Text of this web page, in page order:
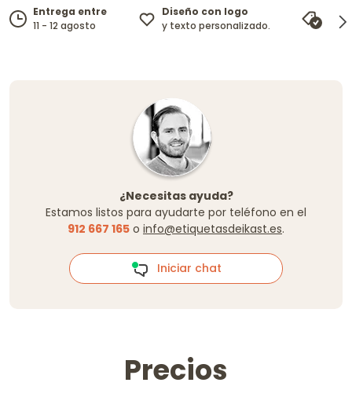
Entrega entre
11 - 12 agosto
Diseño con logo
y texto personalizado.
¿Necesitas ayuda?
Estamos listos para ayudarte por teléfono en el
912 667 165 o info@etiquetasdeikast.es.
Iniciar chat
Precios